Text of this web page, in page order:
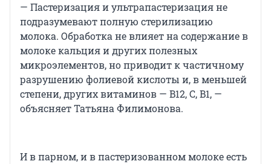
— Пастеризация и ультрапастеризация не
подразумевают полную стерилизацию
молока. Обработка не влияет на содержание в
молоке кальция и других полезных
микроэлементов, но приводит к частичному
разрушению фолиевой кислоты и, в меньшей
степени, других витаминов — B12, С, B1, —
объясняет Татьяна Филимонова.
И в парном, и в пастеризованном молоке есть